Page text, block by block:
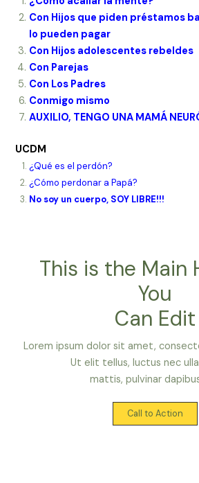
Con Hijos que piden préstamos
lo pueden pagar
Con Hijos adolescentes rebeldes
Con Parejas
Con Los Padres
Conmigo mismo
AUXILIO, TENGO UNA MAMÁ
UCDM
¿Qué es el perdón?
¿Cómo perdonar a Papá?
No soy un cuerpo, SOY LIBRE!!!
This is the Main
You
Can Edit
Lorem ipsum dolor sit amet,
Ut elit tellus, luctus nec
mattis, pulvinar
Call to Action